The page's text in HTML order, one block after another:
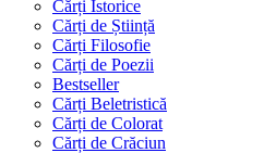
Cărți Istorice
Cărți de Știință
Cărți Filosofie
Cărți de Poezii
Bestseller
Cărți Beletristică
Cărți de Colorat
Cărți de Crăciun